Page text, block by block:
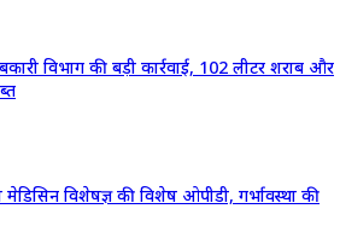
विभाग की बड़ी कार्रवाई, 102 लीटर शराब और
विशेषज्ञ की विशेष ओपीडी, गर्भावस्था की